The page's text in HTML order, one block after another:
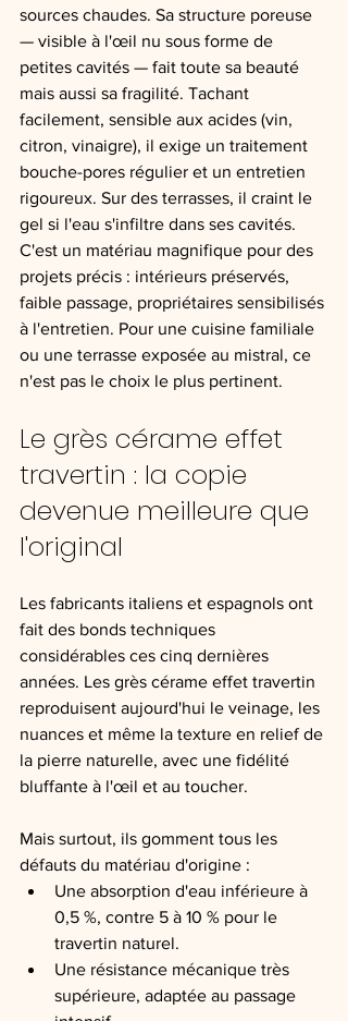
sources chaudes. Sa structure poreuse
— visible à l'œil nu sous forme de
petites cavités — fait toute sa beauté
mais aussi sa fragilité. Tachant
facilement, sensible aux acides (vin,
citron, vinaigre), il exige un traitement
bouche-pores régulier et un entretien
rigoureux. Sur des terrasses, il craint le
gel si l'eau s'infiltre dans ses cavités.
C'est un matériau magnifique pour des
projets précis : intérieurs préservés,
faible passage, propriétaires sensibilisés
à l'entretien. Pour une cuisine familiale
ou une terrasse exposée au mistral, ce
n'est pas le choix le plus pertinent.
Le grès cérame effet
travertin : la copie
devenue meilleure que
l'original
Les fabricants italiens et espagnols ont
fait des bonds techniques
considérables ces cinq dernières
années. Les grès cérame effet travertin
reproduisent aujourd'hui le veinage, les
nuances et même la texture en relief de
la pierre naturelle, avec une fidélité
bluffante à l'œil et au toucher.
Mais surtout, ils gomment tous les
défauts du matériau d'origine :
Une absorption d'eau inférieure à
0,5 %, contre 5 à 10 % pour le
travertin naturel.
Une résistance mécanique très
supérieure, adaptée au passage